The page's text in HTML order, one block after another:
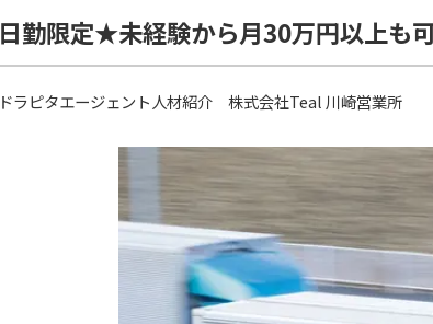
日勤限定★未経験から月30万円以上も
ドラピタエージェント人材紹介 株式会社Teal 川崎営業所